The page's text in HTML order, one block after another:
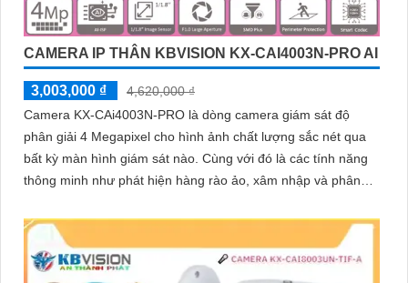
CAMERA IP THÂN KBVISION KX-CAI4003N-PRO AI
3,003,000 ₫
4,620,000 ₫
Camera KX-CAi4003N-PRO là dòng camera giám sát độ
phân giải 4 Megapixel cho hình ảnh chất lượng sắc nét qua
bất kỳ màn hình giám sát nào. Cùng với đó là các tính năng
thông minh như phát hiện hàng rào ảo, xâm nhập và phân
thông minh giúp nâng cao hiệu quả giám sát an ninh